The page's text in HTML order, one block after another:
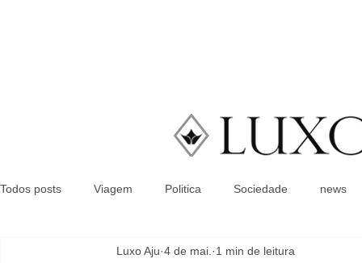
Todos posts Viagem Politica Sociedade news
Luxo Aju 4 de mai. 1 min de leitura